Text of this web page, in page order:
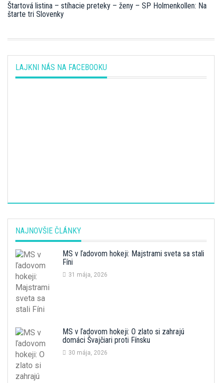
Štartová listina – stíhacie preteky – ženy – SP Holmenkollen: Na
štarte tri Slovenky
LAJKNI NÁS NA FACEBOOKU
NAJNOVŠIE ČLÁNKY
MS v ľadovom hokeji: Majstrami sveta sa stali
Fíni
31 mája, 2026
MS v ľadovom hokeji: O zlato si zahrajú
domáci Švajčiari proti Fínsku
30 mája, 2026